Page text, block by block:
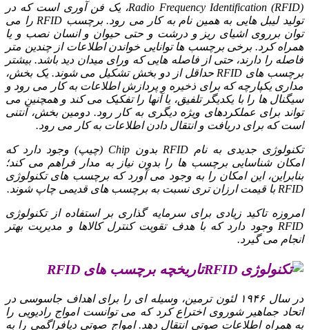
Radio Frequency Identification (RFID)، یک فن آوری است که در
تولید لیبل هایی به همین نام به کار می رود. برچسب RFID را می
توان برروی اشیای ریز و درشت و حتی حیوان و انسان نصب و یا
همراه کرد. برخی برچسب ها توانایی خواندن اطلاعات از چندین متر
فاصله را دارند، حتی از فاصله هایی که ورای میدان دید باشد. بیشتر
برچسب های RFID حداقل از دو بخش تشکیل می شوند. یک بخش،
مداری یکپارچه که برای ذخیره و پردازش اطلاعات به کار می رود و
سیگنال ها را با یکدیگر تلفیق، یا آنها را تفکیک می کند و همچنین می
تواند برای عملکردهای ویژه دیگری به کار رود. دومین بخش، آنتنی
است که برای دریافت و انتقال دادن اطلاعات به کار می رود.
تکنولوژی جدیدی به نام RFID بدون Chip (چیپ) وجود دارد که
امکان شناسایی برچسب ها را بدون نیاز به مدار فراهم می کند؛
بنابراین، این امکان را به وجود می آورد که برچسب های تکنولوژی
RFID با قیمت ارزان تری نسبت به برچسب های قدیمی چاپ شوند.
امروزه تاکید زیادی برای سرمایه گذاری بر استفاده از تکنولوژی
RFID وجود دارد که با هدف تقویت کنترل کالاها و مدیریت بهتر
انجام می گیرد.
تاریخچه برچسب های RFID
در سال ۱۹۴۶ لئون ترمین، وسیله ای را برای اهداف جاسوسی در
اتحاد جماهیر شوروی اختراع کرد که می توانست امواج رادیویی را
به همراه اطلاعات صوتی انتقال دهد. امواج صوتی دیافراگمی را به